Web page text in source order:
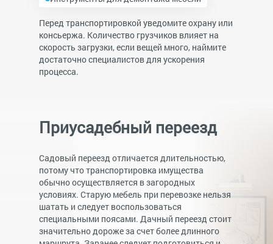
Перед транспортировкой уведомите охрану или
консьержа. Количество грузчиков влияет на
скорость загрузки, если вещей много, наймите
достаточно специалистов для ускорения
процесса.
Приусадебный переезд
Садовый переезд отличается длительностью,
потому что транспортировка имущества
обычно осуществляется в загородных
условиях. Старую мебель при перевозке нельзя
шатать и следует воспользоваться
специальными поясами. Дачный переезд стоит
значительно дороже за счет более длинного